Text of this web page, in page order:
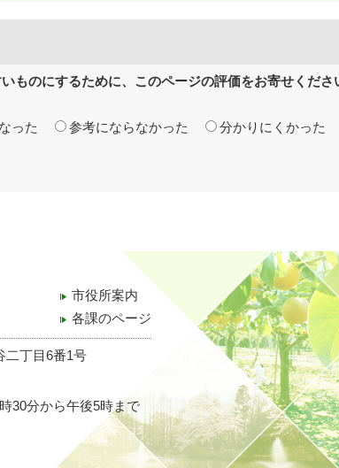
ものにするために、このページの評価をお寄せくださ
った 参考にならなかった 分かりにくかった
市役所案内
各課のページ
丁目6番1号
30分から午後5時まで